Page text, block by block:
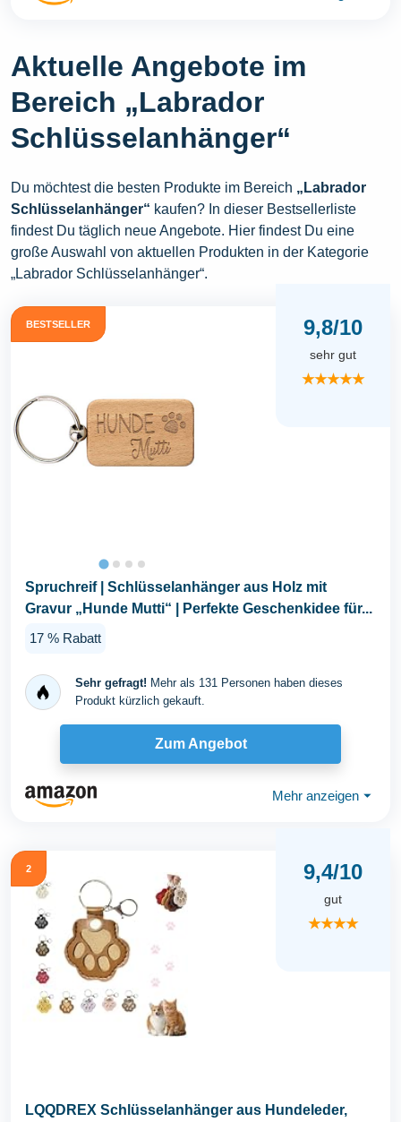
Aktuelle Angebote im
Bereich „Labrador
Schlüsselanhänger“
Du möchtest die besten Produkte im Bereich „Labrador
Schlüsselanhänger“ kaufen? In dieser Bestsellerliste
findest Du täglich neue Angebote. Hier findest Du eine
große Auswahl von aktuellen Produkten in der Kategorie
„Labrador Schlüsselanhänger“.
BESTSELLER 9,8/10
sehr gut
★★★★★
Spruchreif | Schlüsselanhänger aus Holz mit
Gravur „Hunde Mutti“ | Perfekte Geschenkidee für...
17 % Rabatt
Sehr gefragt! Mehr als 131 Personen haben dieses
Produkt kürzlich gekauft.
Zum Angebot
Mehr anzeigen ⏷
2 9,4/10
gut
★★★★
LQQDREX Schlüsselanhänger aus Hundeleder,